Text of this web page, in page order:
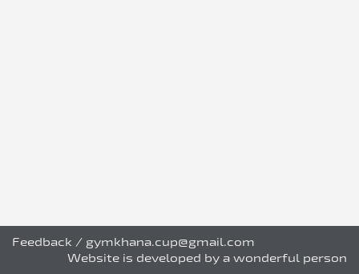
Feedback / gymkhana.cup@gmail.com
Website is developed by a wonderful person